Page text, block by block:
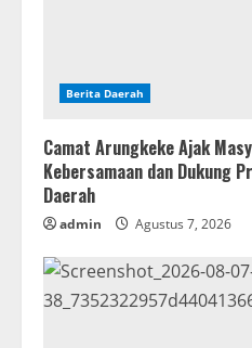
Berita Daerah
Camat Arungkeke Ajak
Kebersamaan dan Dukung
Daerah
admin Agustus 7, 2026